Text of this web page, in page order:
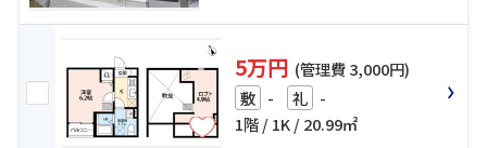
5万円 (管理費 3,000円)
敷 - 礼 -
1階 / 1K / 20.99㎡